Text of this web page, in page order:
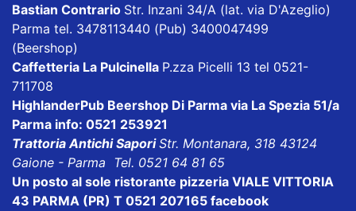
Bastian Contrario Str. Inzani 34/A (lat. via D'Azeglio)
Parma tel. 3478113440 (Pub) 3400047499
(Beershop)
Caffetteria La Pulcinella P.zza Picelli 13 tel 0521-
711708
HighlanderPub Beershop Di Parma via La Spezia 51/a
Parma info: 0521 253921
Trattoria Antichi SaporiStr. Montanara, 318 43124
Gaione - Parma Tel. 0521 64 81 65
Un posto al sole ristorante pizzeria VIALE VITTORIA
43 PARMA (PR) T 0521 207165 facebook